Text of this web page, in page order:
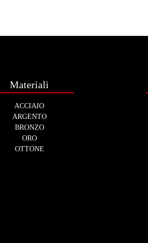
Materiali
ACCIAIO
ARGENTO
BRONZO
ORO
OTTONE